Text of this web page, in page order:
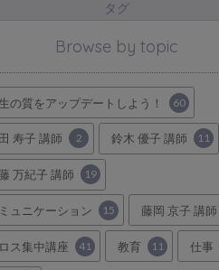
タグ
Browse by topic
の質をアップデートしよう！ 60
寿子 講師 2 鈴木 優子 講師 11
万紀子 講師 19
ュニケーション 15 藤岡 京子 講師
ス集中講座 41 教育 11 仕事